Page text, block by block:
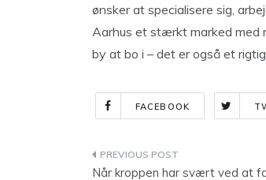
ønsker at specialisere sig,
Aarhus et stærkt marked med
by at bo i – det er også et
FACEBOOK
Indlægsnavigation
Når kroppen har svært ved at